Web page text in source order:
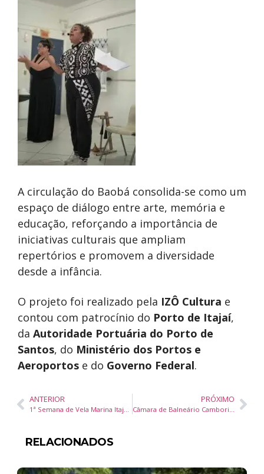
A circulação do Baobá consolida-se como um
espaço de diálogo entre arte, memória e
educação, reforçando a importância de
iniciativas culturais que ampliam
repertórios e promovem a diversidade
desde a infância.
O projeto foi realizado pela IZÔ Cultura e
contou com patrocínio do Porto de Itajaí,
da Autoridade Portuária do Porto de
Santos, do Ministério dos Portos e
Aeroportos e do Governo Federal.
ANTERIOR
1ª Semana de Vela Marina Itajaí deve atrair 500 pessoas com disputa de barcos por controle remoto e encerramento do circuito de regatas
PRÓXIMO
Câmara de Balneário Camboriú discute nove projetos em sessão desta quarta-feira (17)
RELACIONADOS